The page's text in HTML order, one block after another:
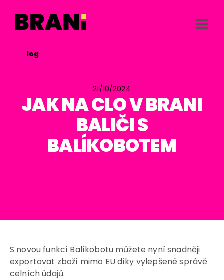
Blog
21/10/2024
JAK NA CLO V BRANI
BALIČI S
BALÍKOBOTEM
S novou funkcí Balíkobotu můžete nyní snadněji
exportovat zboží mimo EU díky vylepšené správě
celních údajů.